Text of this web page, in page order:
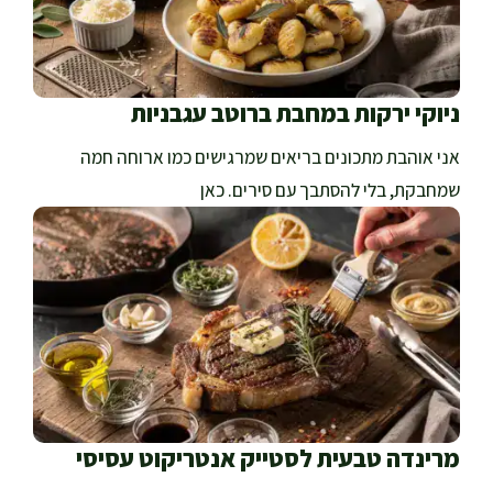
ניוקי ירקות במחבת ברוטב עגבניות
אני אוהבת מתכונים בריאים שמרגישים כמו ארוחה חמה
שמחבקת, בלי להסתבך עם סירים. כאן
מרינדה טבעית לסטייק אנטריקוט עסיסי